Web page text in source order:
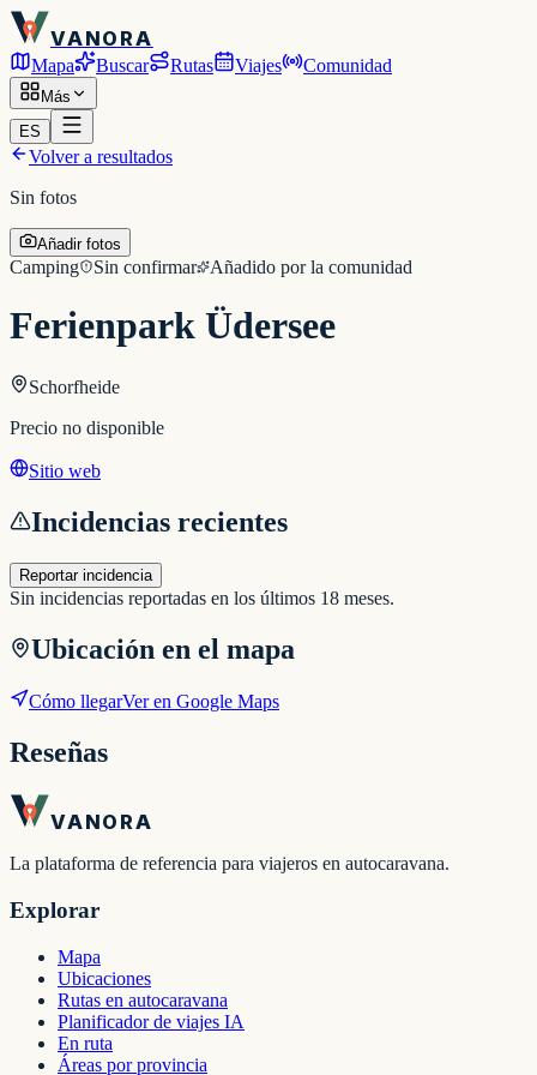
VANORA
Mapa Buscar Rutas Viajes Comunidad
Más
ES
Volver a resultados
Sin fotos
Añadir fotos
Camping Sin confirmar Añadido por la comunidad
Ferienpark Üdersee
Schorfheide
Precio no disponible
Sitio web
Incidencias recientes
Reportar incidencia
Sin incidencias reportadas en los últimos 18 meses.
Ubicación en el mapa
Cómo llegarVer en Google Maps
Reseñas
VANORA
La plataforma de referencia para viajeros en autocaravana.
Explorar
Mapa
Ubicaciones
Rutas en autocaravana
Planificador de viajes IA
En ruta
Áreas por provincia